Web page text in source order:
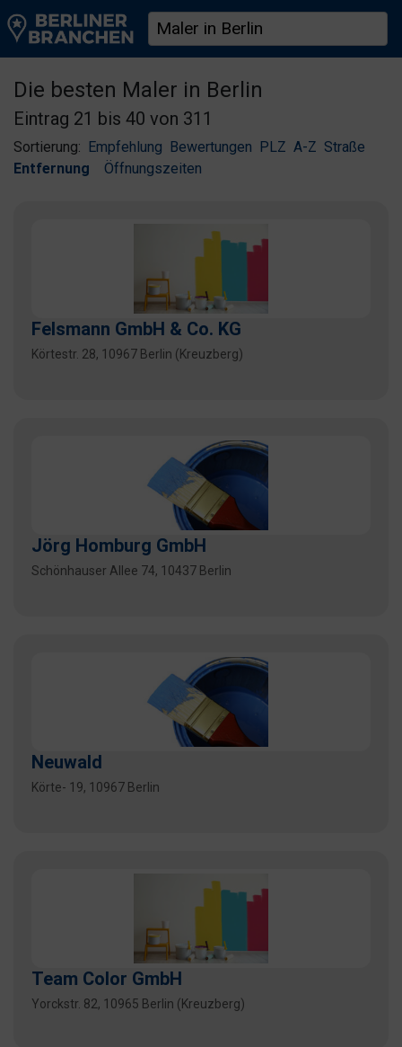
Die besten Maler in Berlin
Eintrag 21 bis 40 von 311
Sortierung: Empfehlung Bewertungen PLZ A-Z Straße
Entfernung
Öffnungszeiten
Felsmann GmbH & Co. KG
Körtestr. 28, 10967 Berlin (Kreuzberg)
Jörg Homburg GmbH
Schönhauser Allee 74, 10437 Berlin
Neuwald
Körte- 19, 10967 Berlin
Team Color GmbH
Yorckstr. 82, 10965 Berlin (Kreuzberg)